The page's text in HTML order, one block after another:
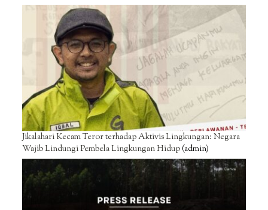
Jikalahari Kecam Teror terhadap Aktivis Lingkungan: Negara
Wajib Lindungi Pembela Lingkungan Hidup(admin)